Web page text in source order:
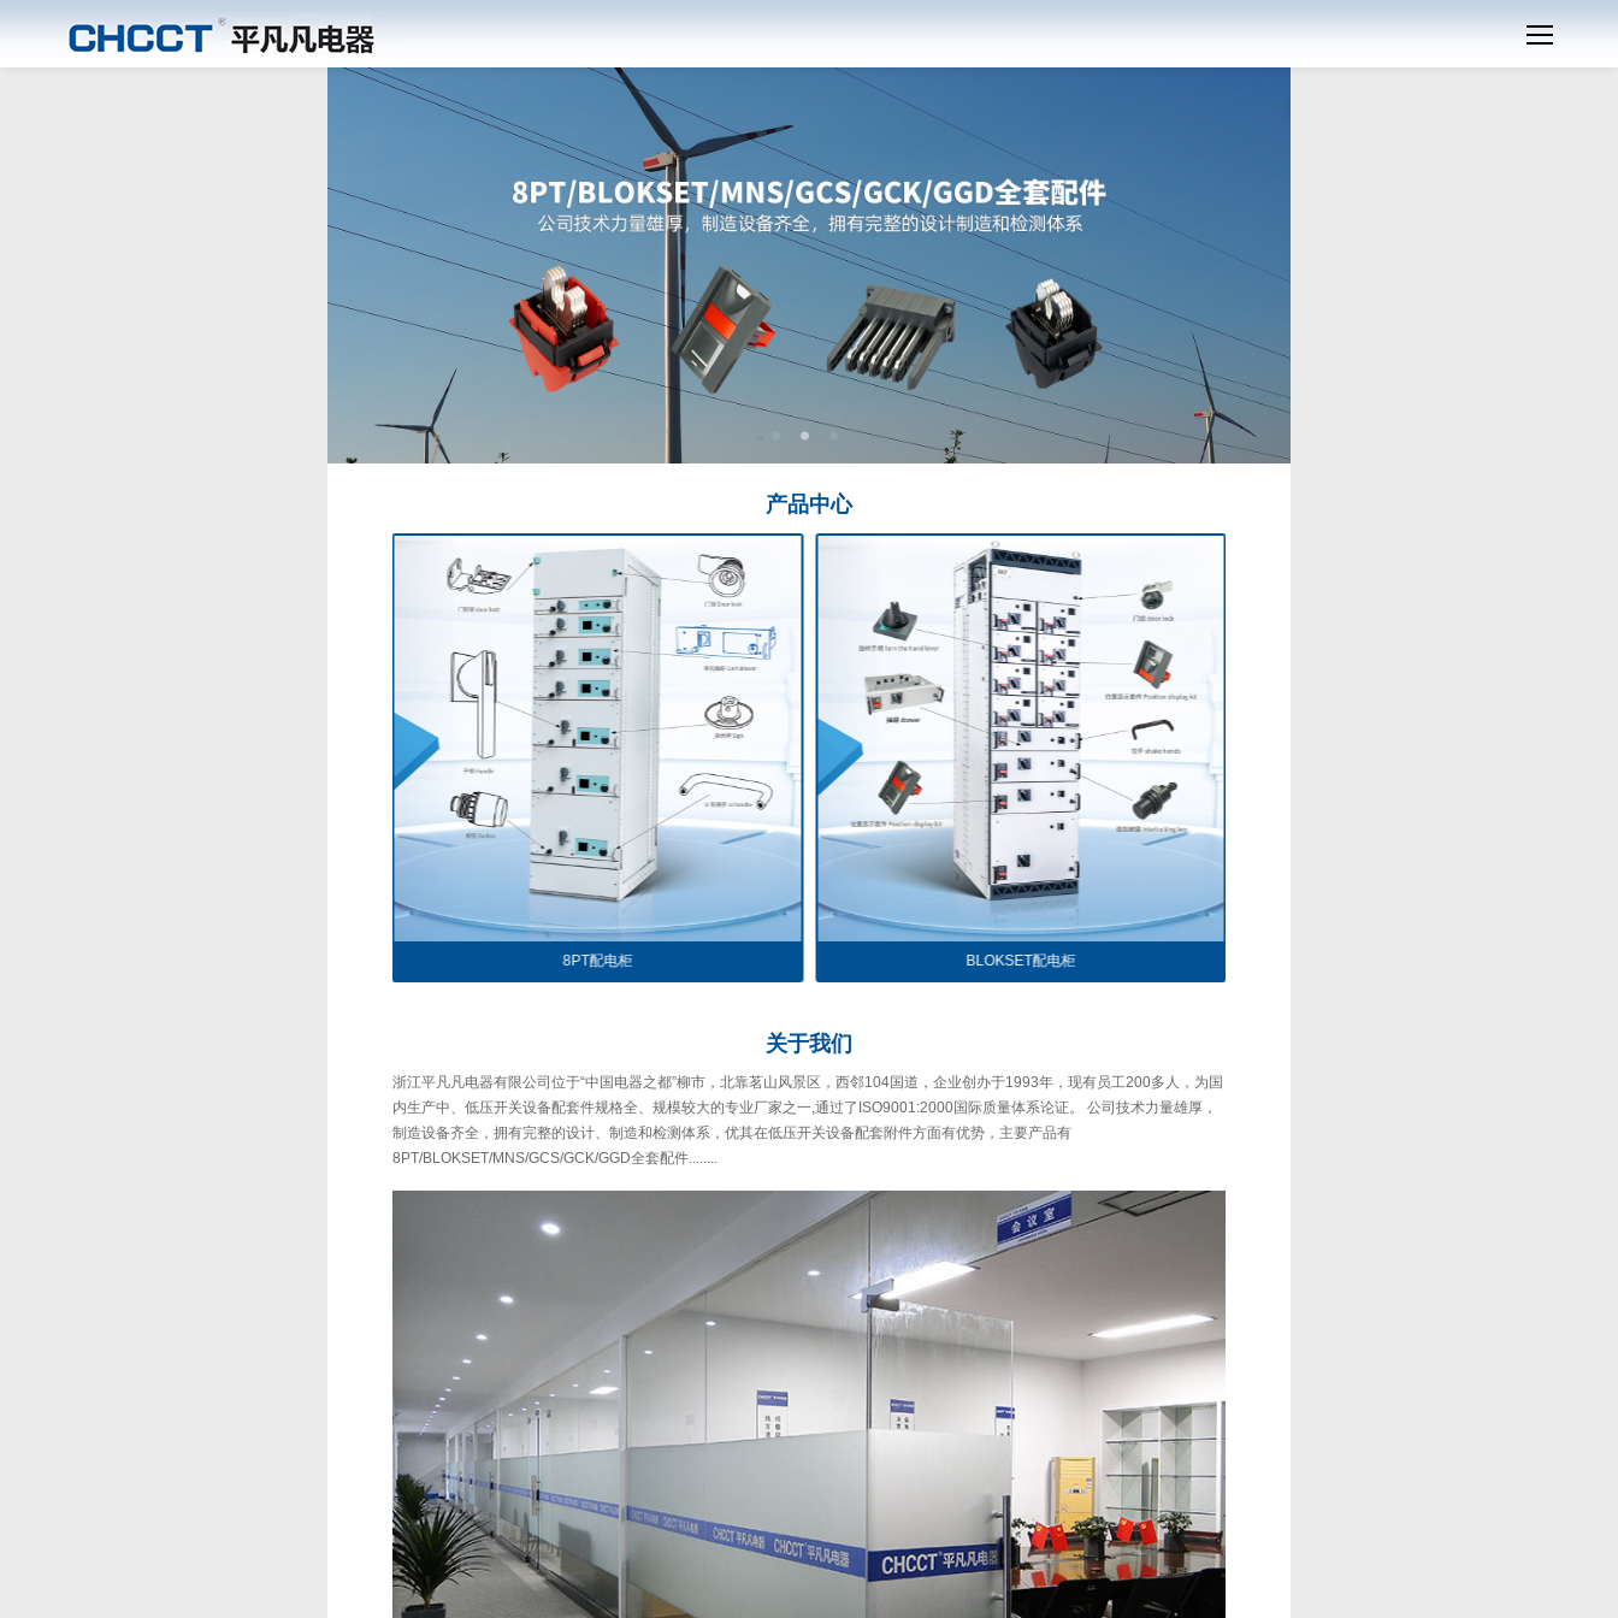
产品中心
BLOKSET配电柜 主电路一次接插件系列2
关于我们
浙江平凡凡电器有限公司位于“中国电器之都”柳市，北靠茗山风景区，西邻104国道，企业创办于1993年，现有员工200多人，为国
内生产中、低压开关设备配套件规格全、规模较大的专业厂家之一,通过了ISO9001:2000国际质量体系论证。 公司技术力量雄厚，
制造设备齐全，拥有完整的设计、制造和检测体系，优其在低压开关设备配套附件方面有优势，主要产品有
8PT/BLOKSET/MNS/GCS/GCK/GGD全套配件........